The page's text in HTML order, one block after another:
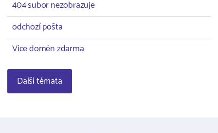
404 subor nezobrazuje
odchozí pošta
Více domén zdarma
Další témata